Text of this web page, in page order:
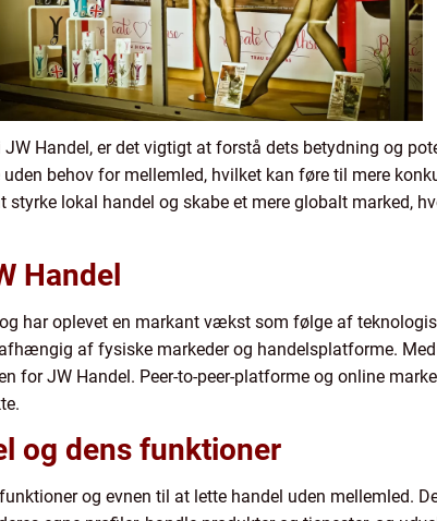
JW Handel, er det vigtigt at forstå dets betydning og
behov for mellemled, hvilket kan føre til mere
styrke lokal handel og skabe et mere globalt marked,
Handel
har oplevet en markant vækst som følge af
af fysiske markeder og handelsplatforme.
for JW Handel. Peer-to-peer-platforme og online
og dens funktioner
og evnen til at lette handel uden mellemled.